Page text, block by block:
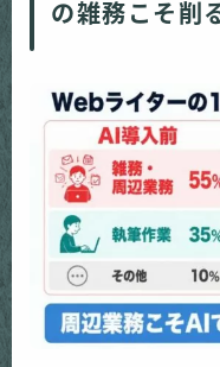
の雑務こそ削